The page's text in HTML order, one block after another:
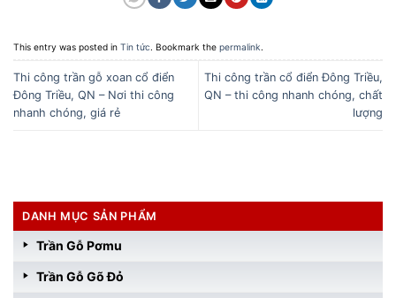
This entry was posted in Tin tức. Bookmark the permalink.
Thi công trần gỗ xoan cổ điển
Đông Triều, QN – Nơi thi công
nhanh chóng, giá rẻ
Thi công trần cổ điển Đông Triều,
QN – thi công nhanh chóng, chất
lượng
DANH MỤC SẢN PHẨM
Trần Gỗ Pơmu
Trần Gỗ Gõ Đỏ